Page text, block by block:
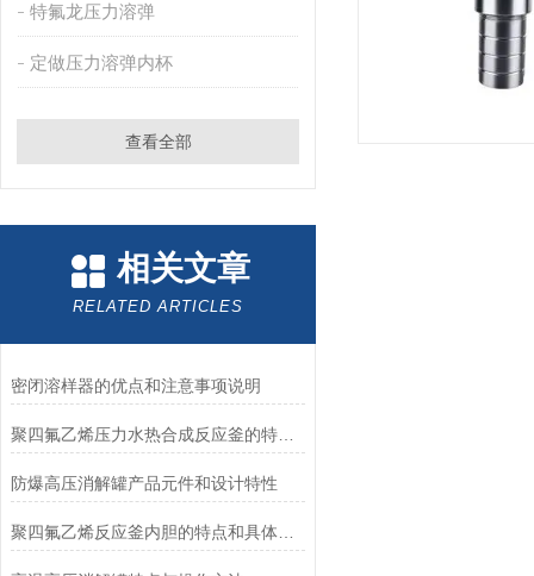
特氟龙压力溶弹
定做压力溶弹内杯
查看全部
相关文章
RELATED ARTICLES
密闭溶样器的优点和注意事项说明
聚四氟乙烯压力水热合成反应釜的特点及使用安全注意事项
防爆高压消解罐产品元件和设计特性
聚四氟乙烯反应釜内胆的特点和具体操作步骤